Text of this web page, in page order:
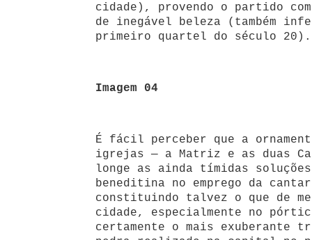
cidade), provendo o partido
de inegável beleza (também
primeiro quartel do século 20).
Imagem 04
É fácil perceber que a
igrejas — a Matriz e as duas
longe as ainda tímidas
beneditina no emprego da
constituindo talvez o que de
cidade, especialmente no
certamente o mais exuberante